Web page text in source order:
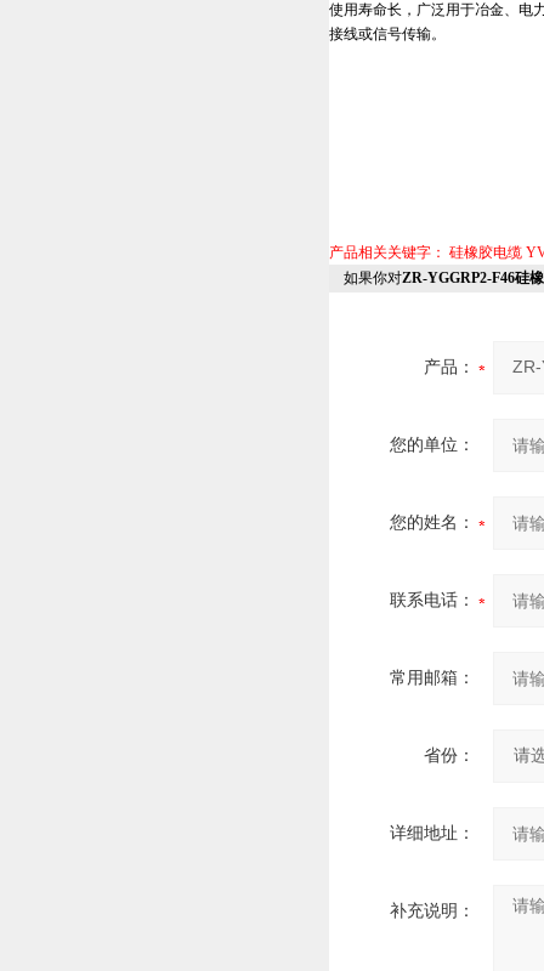
使用寿命长，广泛用于冶金、电
接线或信号传输。
产品相关关键字： 硅橡胶电缆
如果你对ZR-YGGRP2-F46硅
产品：
您的单位：
您的姓名：
联系电话：
常用邮箱：
省份：
详细地址：
补充说明：